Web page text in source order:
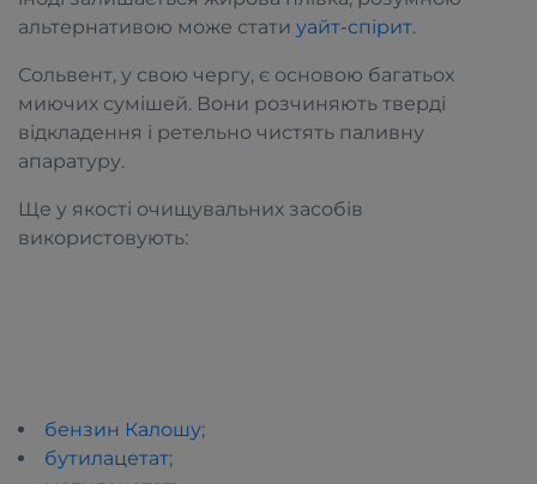
альтернативою може стати уайт-спірит.
Сольвент, у свою чергу, є основою багатьох
миючих сумішей. Вони розчиняють тверді
відкладення і ретельно чистять паливну
апаратуру.
Ще у якості очищувальних засобів
використовують:
бензин Калошу;
бутилацетат;